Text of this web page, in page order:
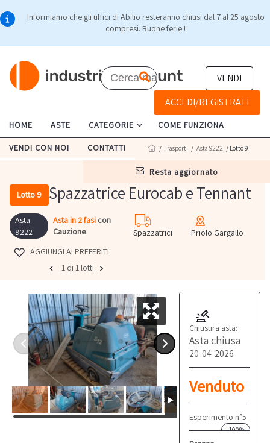
Informiamo che gli uffici di Abilio resteranno chiusi dal 7 al 25 agosto
compresi. Buone ferie !
VENDI
ACCEDI/REGISTRATI
HOME ASTE CATEGORIE COME FUNZIONA
VENDI CON NOI CONTATTI
resta aggiornato
/ Trasporti / Asta 9222 / Lotto 9
Lotto 9 Spazzatrice Eurocab e Tennant
Asta
9222
Asta in 2 fasi con
Cauzione
Spazzatrici
Priolo Gargallo
AGGIUNGI AI PREFERITI
1 di 1 lotti
Chiusura asta:
Asta chiusa
20-04-2026
Venduto
Esperimento n°5
-100%